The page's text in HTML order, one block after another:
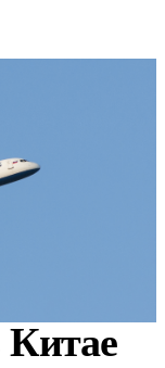
Китае